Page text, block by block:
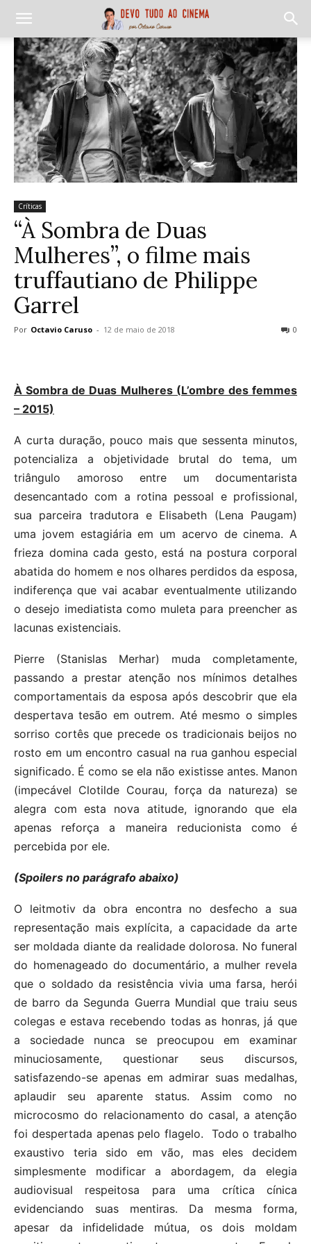
Críticas
“À Sombra de Duas
Mulheres”, o filme mais
truffautiano de Philippe
Garrel
Por Octavio Caruso - 12 de maio de 2018 0
À Sombra de Duas Mulheres (L’ombre des femmes
– 2015)
A curta duração, pouco mais que sessenta minutos,
potencializa a objetividade brutal do tema, um
triângulo amoroso entre um documentarista
desencantado com a rotina pessoal e profissional,
sua parceira tradutora e Elisabeth (Lena Paugam)
uma jovem estagiária em um acervo de cinema. A
frieza domina cada gesto, está na postura corporal
abatida do homem e nos olhares perdidos da esposa,
indiferença que vai acabar eventualmente utilizando
o desejo imediatista como muleta para preencher as
lacunas existenciais.
Pierre (Stanislas Merhar) muda completamente,
passando a prestar atenção nos mínimos detalhes
comportamentais da esposa após descobrir que ela
despertava tesão em outrem. Até mesmo o simples
sorriso cortês que precede os tradicionais beijos no
rosto em um encontro casual na rua ganhou especial
significado. É como se ela não existisse antes. Manon
(impecável Clotilde Courau, força da natureza) se
alegra com esta nova atitude, ignorando que ela
apenas reforça a maneira reducionista como é
percebida por ele.
(Spoilers no parágrafo abaixo)
O leitmotiv da obra encontra no desfecho a sua
representação mais explícita, a capacidade da arte
ser moldada diante da realidade dolorosa. No funeral
do homenageado do documentário, a mulher revela
que o soldado da resistência vivia uma farsa, herói
de barro da Segunda Guerra Mundial que traiu seus
colegas e estava recebendo todas as honras, já que
a sociedade nunca se preocupou em examinar
minuciosamente, questionar seus discursos,
satisfazendo-se apenas em admirar suas medalhas,
aplaudir seu aparente status. Assim como no
microcosmo do relacionamento do casal, a atenção
foi despertada apenas pelo flagelo. Todo o trabalho
exaustivo teria sido em vão, mas eles decidem
simplesmente modificar a abordagem, da elegia
audiovisual respeitosa para uma crítica cínica
evidenciando suas mentiras. Da mesma forma,
apesar da infidelidade mútua, os dois moldam